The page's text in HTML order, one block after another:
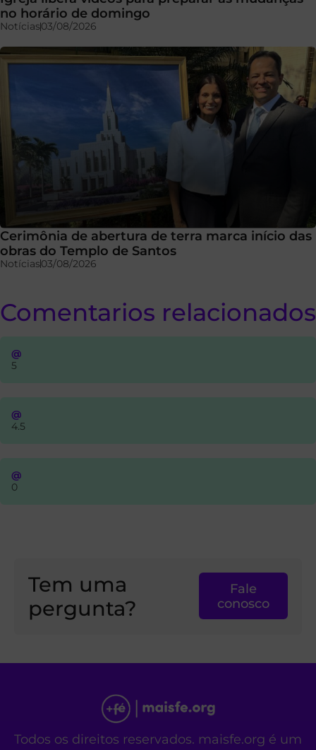
no horário de domingo
Notícias03/08/2026
Cerimônia de abertura de terra marca início das
obras do Templo de Santos
Notícias03/08/2026
Comentarios relacionados
@
5
@
4.5
@
0
Tem uma
pergunta?
Fale
conosco
Todos os direitos reservados. maisfe.org é um